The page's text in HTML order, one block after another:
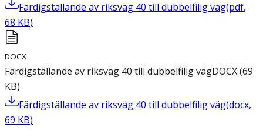
Färdigställande av riksväg 40 till dubbelfilig väg(pdf,
68 KB)
DOCX
Färdigställande av riksväg 40 till dubbelfilig vägDOCX(69
KB)
Färdigställande av riksväg 40 till dubbelfilig väg(docx,
69 KB)